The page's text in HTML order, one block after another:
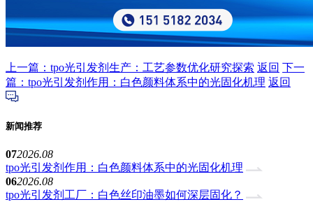
上一篇：tpo光引发剂生产：工艺参数优化研究探索 返回 下一
篇：tpo光引发剂作用：白色颜料体系中的光固化机理 返回
新闻推荐
072026.08
tpo光引发剂作用：白色颜料体系中的光固化机理
062026.08
tpo光引发剂工厂：白色丝印油墨如何深层固化？